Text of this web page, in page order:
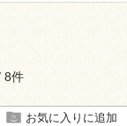
8件
お気に入りに追加